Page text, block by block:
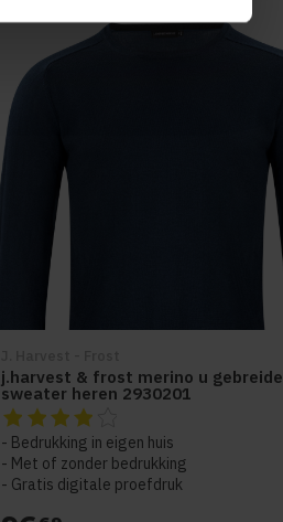
j.harvest & frost merino u gebreide
sweater heren 2930201
De beoordeling van dit product is
Bedrukking in eigen huis
Met of zonder bedrukking
Gratis digitale proefdruk